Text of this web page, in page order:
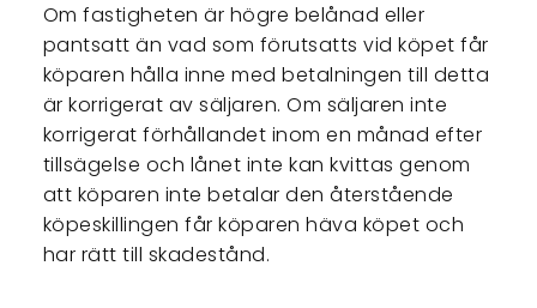
Om fastigheten är högre belånad eller
pantsatt än vad som förutsatts vid köpet får
köparen hålla inne med betalningen till detta
är korrigerat av säljaren. Om säljaren inte
korrigerat förhållandet inom en månad efter
tillsägelse och lånet inte kan kvittas genom
att köparen inte betalar den återstående
köpeskillingen får köparen häva köpet och
har rätt till skadestånd.